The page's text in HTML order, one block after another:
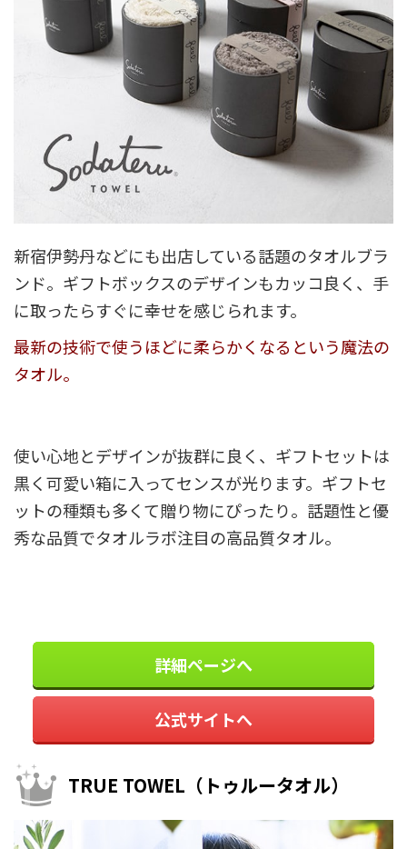
新宿伊勢丹などにも出店している話題のタオルブラ
ンド。ギフトボックスのデザインもカッコ良く、手
に取ったらすぐに幸せを感じられます。
最新の技術で使うほどに柔らかくなるという魔法の
タオル。
使い心地とデザインが抜群に良く、ギフトセットは
黒く可愛い箱に入ってセンスが光ります。ギフトセ
ットの種類も多くて贈り物にぴったり。話題性と優
秀な品質でタオルラボ注目の高品質タオル。
詳細ページへ
公式サイトへ
TRUE TOWEL（トゥルータオル）